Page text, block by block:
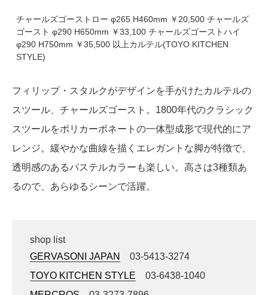
チャールズゴーストロー φ265 H460mm ￥20,500 チャールズ
ゴースト φ290 H650mm ￥33,100 チャールズゴーストハイ
φ290 H750mm ￥35,500 以上カルテル(TOYO KITCHEN
STYLE)
フィリップ・スタルクがデザインを手がけたカルテルの
スツール、チャールズゴースト。1800年代のクラシック
スツールをポリカーボネートの一体型成形で現代的にア
レンジ。緩やかな曲線を描くエレガントな脚が特徴で、
透明感のあるパステルカラーも楽しい。高さは3種類あ
るので、あらゆるシーンで活躍。
shop list
GERVASONI JAPAN
03-5413-3274
TOYO KITCHEN STYLE 03-6438-1040